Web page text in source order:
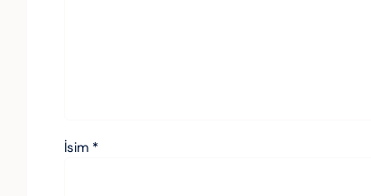
İsim *